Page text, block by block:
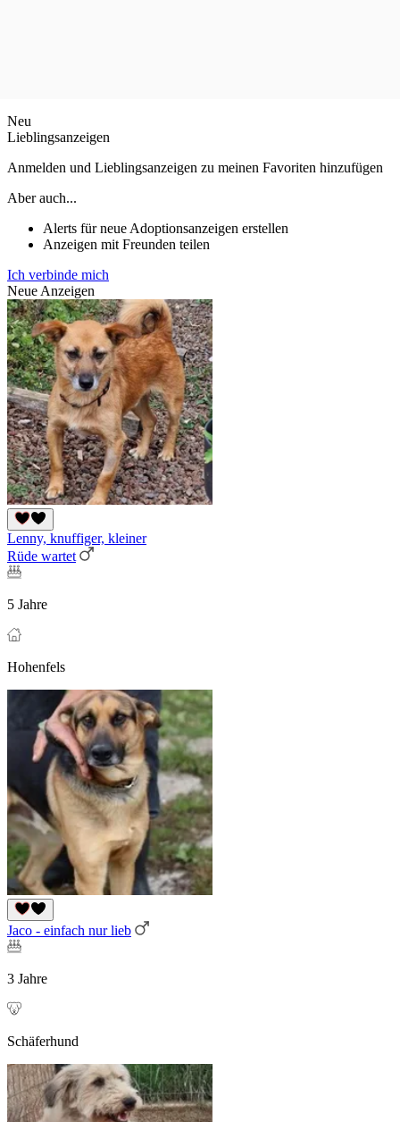
Neu
Lieblingsanzeigen
Anmelden und Lieblingsanzeigen zu meinen Favoriten hinzufügen
Aber auch...
Alerts für neue Adoptionsanzeigen erstellen
Anzeigen mit Freunden teilen
Ich verbinde mich
Neue Anzeigen
Lenny, knuffiger, kleiner
Rüde wartet
5 Jahre
Hohenfels
Jaco - einfach nur lieb
3 Jahre
Schäferhund